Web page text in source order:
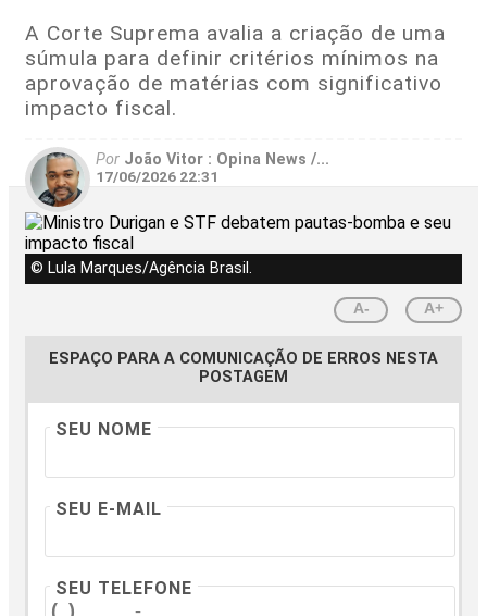
A Corte Suprema avalia a criação de uma
súmula para definir critérios mínimos na
aprovação de matérias com significativo
impacto fiscal.
Por João Vitor : Opina News /...
17/06/2026 22:31
© Lula Marques/Agência Brasil.
A- A+
ESPAÇO PARA A COMUNICAÇÃO DE ERROS NESTA
POSTAGEM
SEU NOME
SEU E-MAIL
SEU TELEFONE